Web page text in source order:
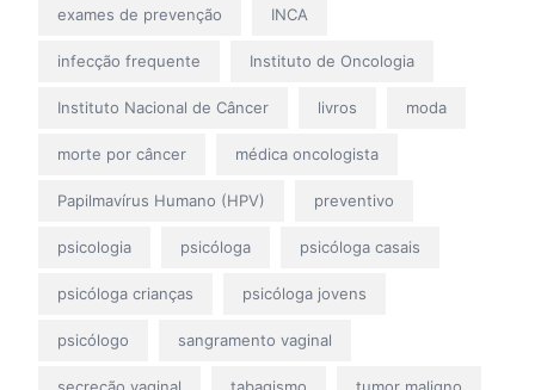
exames de prevenção INCA
infecção frequente Instituto de Oncologia
Instituto Nacional de Câncer livros moda
morte por câncer médica oncologista
Papilmavírus Humano (HPV) preventivo
psicologia psicóloga psicóloga casais
psicóloga crianças psicóloga jovens
psicólogo sangramento vaginal